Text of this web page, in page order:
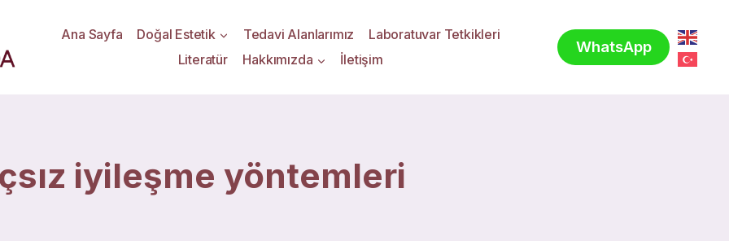
Ana Sayfa Doğal Estetik Tedavi Alanlarımız
Laboratuvar Tetkikleri
Literatür
Hakkımızda İletişim
WhatsApp
iyileşme yöntemleri